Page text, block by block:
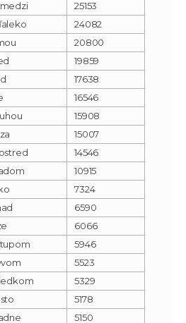
25153
24082
20800
19859
17638
16546
15908
15007
14546
10915
7324
6590
6066
5946
5523
5329
5178
5150